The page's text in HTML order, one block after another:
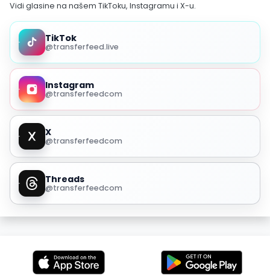
Vidi glasine na našem TikToku, Instagramu i X-u.
TikTok
@transferfeed.live
Instagram
@transferfeedcom
X
@transferfeedcom
Threads
@transferfeedcom